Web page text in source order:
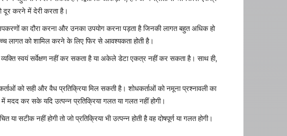
करने में देरी करता है।
का दौरा करना और उनका उपयोग करना पड़ता है जिनकी लागत बहुत अधिक हो
लागत को शामिल करने के लिए फिर से आवश्यकता होती है।
स्वयं सर्वेक्षण नहीं कर सकता है या अकेले डेटा एकत्र नहीं कर सकता है। साथ ही,
को सही और वैध प्रतिक्रिया मिल सकती है। शोधकर्ताओं को नमूना प्रश्नावली का
मदद कर सके यदि उत्पन्न प्रतिक्रिया गलत या गलत नहीं होगी।
सटीक नहीं होगी तो जो प्रतिक्रिया भी उत्पन्न होती है वह दोषपूर्ण या गलत होगी।